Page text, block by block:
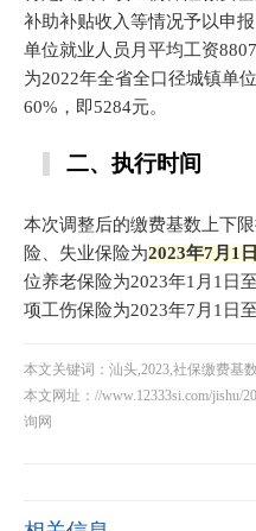
补助补贴收入等情况予以申
单位就业人员月平均工资
为2022年全省全口径城镇单
60%，即5284元。
二、执行时间
本次调整后的缴费基数上下
险、失业保险为2023年7月1
位养老保险为2023年1月1日
项工伤保险为2023年7月1日
本文关键词：汕头,2023,社保缴费基
本文网址： //www.12333si.com/jishu/
询网